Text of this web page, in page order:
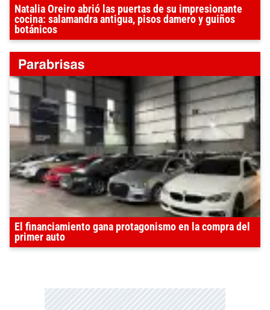
Natalia Oreiro abrió las puertas de su impresionante
cocina: salamandra antigua, pisos damero y guiños
botánicos
El financiamiento gana protagonismo en la compra del
primer auto